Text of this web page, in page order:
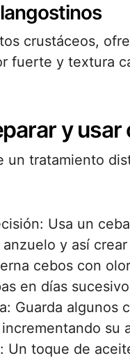
crustáceos,
fuerte y textura
y
un tratamiento
Usa un
y así
cebos con
en días
Guarda algunos
su
Un toque de